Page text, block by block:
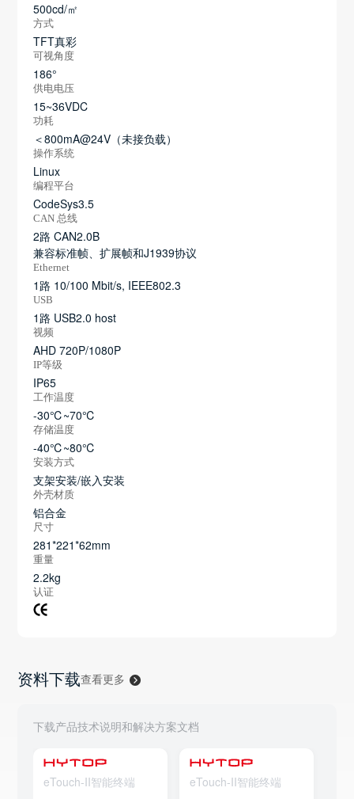
500cd/㎡
方式
TFT真彩
可视角度
186°
供电电压
15~36VDC
功耗
＜800mA@24V（未接负载）
操作系统
Linux
编程平台
CodeSys3.5
CAN 总线
2路 CAN2.0B
兼容标准帧、扩展帧和J1939协议
Ethernet
1路 10/100 Mbit/s, IEEE802.3
USB
1路 USB2.0 host
视频
AHD 720P/1080P
IP等级
IP65
工作温度
-30℃~70℃
存储温度
-40℃~80℃
安装方式
支架安装/嵌入安装
外壳材质
铝合金
尺寸
281*221*62mm
重量
2.2kg
认证
资料下载查看更多
下载产品技术说明和解决方案文档
eTouch-II智能终端 eTouch-II智能终端